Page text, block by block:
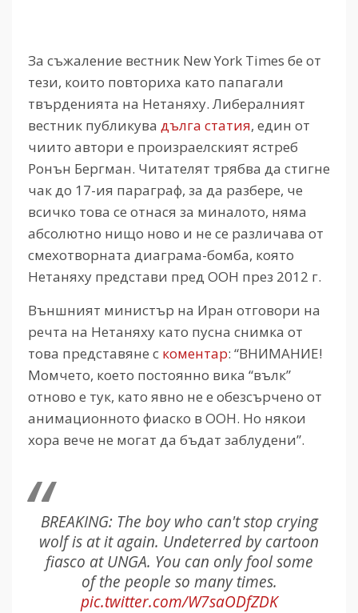
За съжаление вестник New York Times бе от
тези, които повториха като папагали
твърденията на Нетаняху. Либералният
вестник публикува дълга статия, един от
чиито автори е произраелският ястреб
Ронън Бергман. Читателят трябва да стигне
чак до 17-ия параграф, за да разбере, че
всичко това се отнася за миналото, няма
абсолютно нищо ново и не се различава от
смехотворната диаграма-бомба, която
Нетаняху представи пред ООН през 2012 г.
Външният министър на Иран отговори на
речта на Нетаняху като пусна снимка от
това представяне с коментар: “ВНИМАНИЕ!
Момчето, което постоянно вика “вълк”
отново е тук, като явно не е обезсърчено от
анимационното фиаско в ООН. Но някои
хора вече не могат да бъдат заблудени”.
BREAKING: The boy who can't stop crying
wolf is at it again. Undeterred by cartoon
fiasco at UNGA. You can only fool some
of the people so many times.
pic.twitter.com/W7saODfZDK